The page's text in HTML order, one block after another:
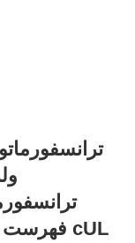
روغن استانداردهای CSA فهرست شده cUL